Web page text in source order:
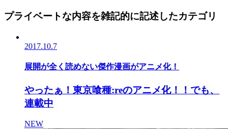
プライベートな内容を雑記的に記述したカテゴリ
2017.10.7
展開が全く読めない傑作漫画がアニメ化！
やったぁ！東京喰種:reのアニメ化！！でも、
連載中
NEW